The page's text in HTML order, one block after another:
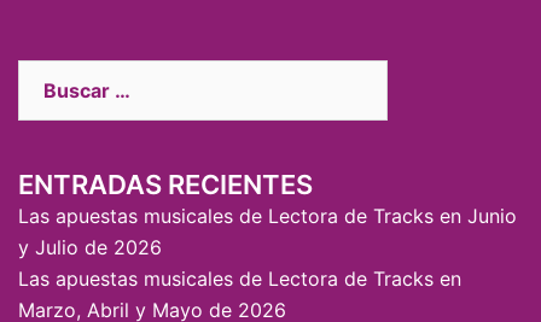
ENTRADAS RECIENTES
Las apuestas musicales de Lectora de Tracks en Junio
y Julio de 2026
Las apuestas musicales de Lectora de Tracks en
Marzo, Abril y Mayo de 2026